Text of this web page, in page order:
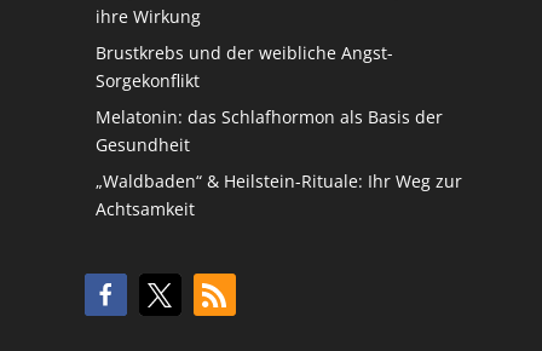
ihre Wirkung
Brustkrebs und der weibliche Angst-
Sorgekonflikt
Melatonin: das Schlafhormon als Basis der
Gesundheit
„Waldbaden“ & Heilstein-Rituale: Ihr Weg zur
Achtsamkeit